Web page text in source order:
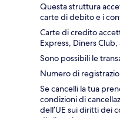
Questa struttura
carte di debito e i
Carte di credito
Express, Diners
Sono possibili le
Numero di
Se cancelli la tua
condizioni di
dell’UE sui diritti dei